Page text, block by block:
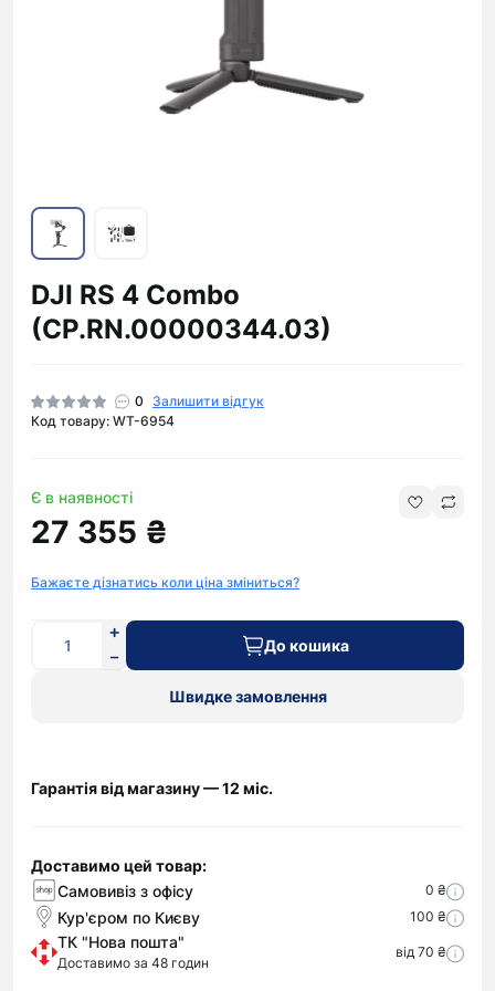
DJI RS 4 Combo
(CP.RN.00000344.03)
0
Залишити відгук
Код товару: WT-6954
Є в наявності
27 355 ₴
Бажаєте дізнатись коли ціна зміниться?
До кошика
Швидке замовлення
Гарантія від магазину — 12 міс.
Доставимо цей товар:
Самовивіз з офісу
0 ₴
Кур'єром по Києву 100 ₴
ТК "Нова пошта"
Доставимо за 48 годин
від 70 ₴